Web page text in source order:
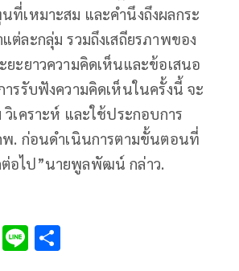
ที่เหมาะสม และคำนึงถึงผลกระ
ละกลุ่ม รวมถึงเสถียรภาพของ
ะยาวความคิดเห็นและข้อเสนอ
รรับฟังความคิดเห็นในครั้งนี้ จะ
เคราะห์ และใช้ประกอบการ
. ก่อนดำเนินการตามขั้นตอนที่
อไป”นายพูลพัฒน์ กล่าว.
C Li